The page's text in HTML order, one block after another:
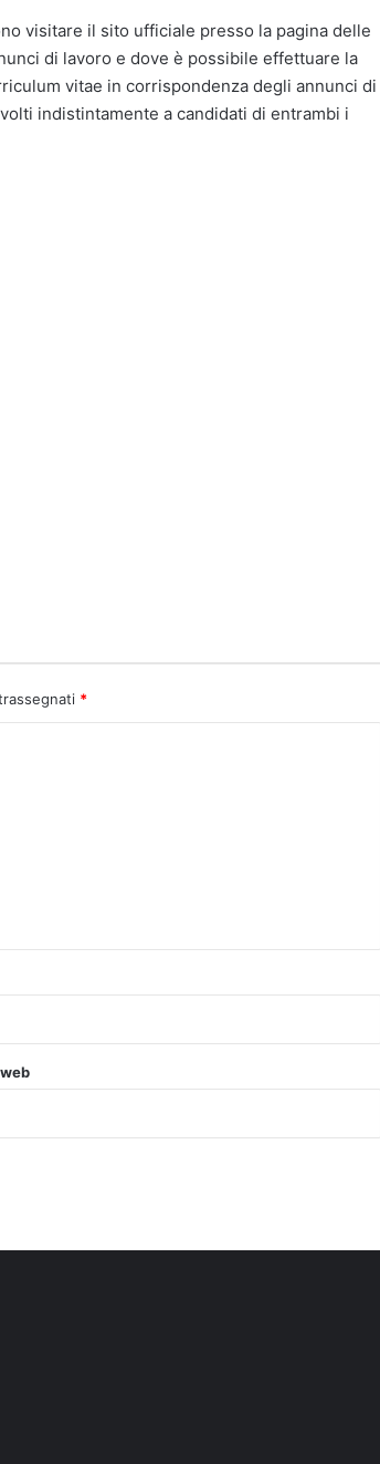
visitare il sito ufficiale presso la pagina delle
di lavoro e dove è possibile effettuare la
vitae in corrispondenza degli annunci di
indistintamente a candidati di entrambi i
*